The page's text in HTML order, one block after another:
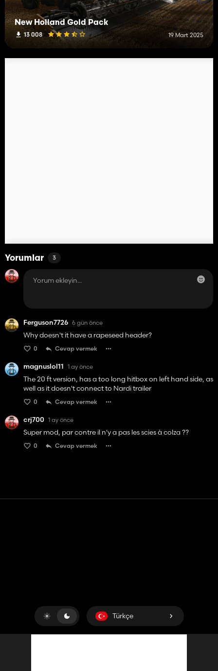
New Holland Gold Pack
13 008 19 Mart 2025
Yorumlar 3
Ferguson7726 6 gün önce
Why doesn't it have a rapeseed header?
0 Cevap vermek
magnuslol11 1 ay önce
The 20 ft version, has a too long hitbox on left hand side, as
well as it doesn't connect to Nardi trailer
0 Cevap vermek
crj700 1 ay önce
Super mod, par contre il n'y a pas les scies à colza ??
0 Cevap vermek
Türkçe